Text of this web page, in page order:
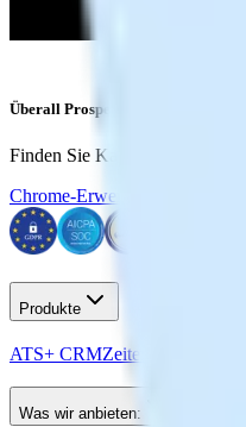
Überall Prospektieren
Finden Sie Kandidaten wie
Chrome-Erweiterung Holen
Produkte
ATS+ CRMZeiterfassung
Was wir anbieten: